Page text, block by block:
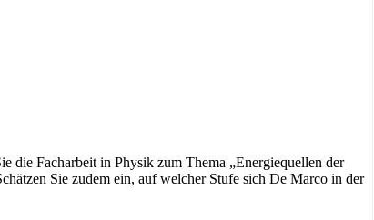
die Facharbeit in Physik zum Thema „Energiequellen der
Sie zudem ein, auf welcher Stufe sich De Marco in der